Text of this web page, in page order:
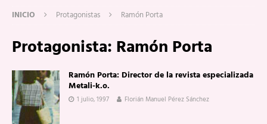
INICIO Protagonistas Ramón Porta
Protagonista: Ramón Porta
Ramón Porta: Director de la revista especializada
Metali-k.o.
1 julio, 1997 Florián Manuel Pérez Sánchez